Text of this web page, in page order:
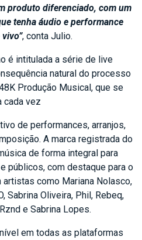
produto diferenciado, com um
tenha áudio e performance
, conta Julio.
é intitulada a série de live
natural do processo
Produção Musical, que se
cada vez
de performances, arranjos,
A marca registrada do
de forma integral para
públicos, com destaque para o
como Mariana Nolasco,
Sabrina Oliveira, Phil, Rebeq,
e Sabrina Lopes.
em todas as plataformas